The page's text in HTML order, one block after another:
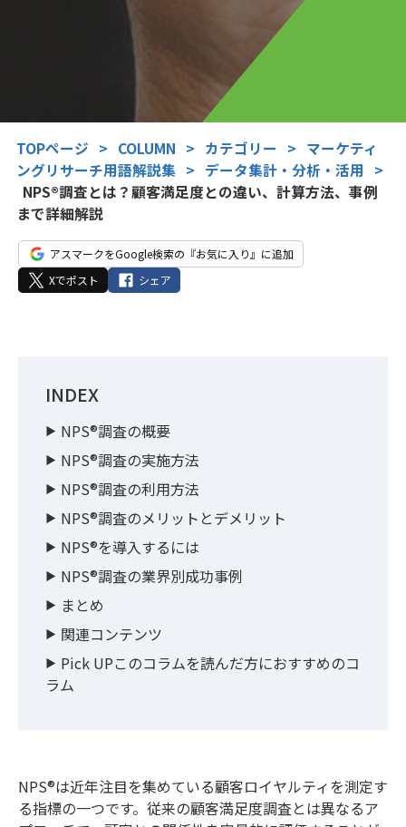
TOPページ > COLUMN > カテゴリー > マーケティ
ングリサーチ用語解説集 > データ集計・分析・活用
>
NPS®調査とは？顧客満足度との違い、計算方法、事例
まで詳細解説
アスマークをGoogle検索の『お気に入り』に追加
Xでポスト
シェア
INDEX
NPS®調査の概要
NPS®調査の実施方法
NPS®調査の利用方法
NPS®調査のメリットとデメリット
NPS®を導入するには
NPS®調査の業界別成功事例
まとめ
関連コンテンツ
Pick UPこのコラムを読んだ方におすすめのコ
ラム
NPS®は近年注目を集めている顧客ロイヤルティを測定す
る指標の一つです。従来の顧客満足度調査とは異なるア